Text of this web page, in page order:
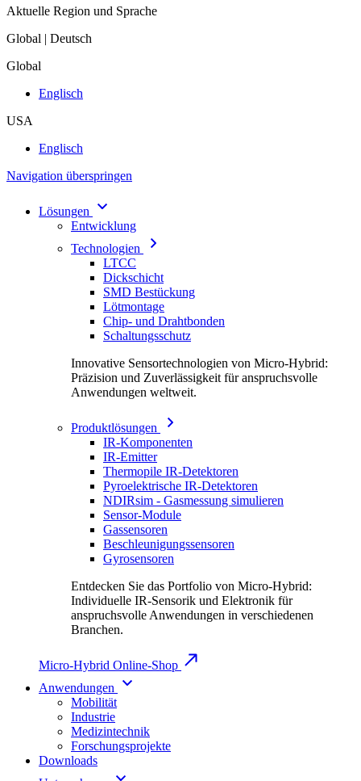
Aktuelle Region und Sprache
Global | Deutsch
Global
Englisch
USA
Englisch
Navigation überspringen
Lösungen
Entwicklung
Technologien
LTCC
Dickschicht
SMD Bestückung
Lötmontage
Chip- und Drahtbonden
Schaltungsschutz
Innovative Sensortechnologien von Micro-Hybrid:
Präzision und Zuverlässigkeit für anspruchsvolle
Anwendungen weltweit.
Produktlösungen
IR-Komponenten
IR-Emitter
Thermopile IR-Detektoren
Pyroelektrische IR-Detektoren
NDIRsim - Gasmessung simulieren
Sensor-Module
Gassensoren
Beschleunigungssensoren
Gyrosensoren
Entdecken Sie das Portfolio von Micro-Hybrid:
Individuelle IR-Sensorik und Elektronik für
anspruchsvolle Anwendungen in verschiedenen
Branchen.
Micro-Hybrid Online-Shop
Anwendungen
Mobilität
Industrie
Medizintechnik
Forschungsprojekte
Downloads